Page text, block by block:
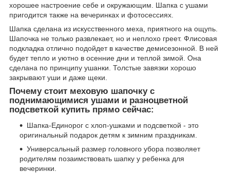
хорошее настроение себе и окружающим. Шапка с ушами
пригодится также на вечеринках и фотосессиях.
Шапка сделана из искусственного меха, приятного на ощупь.
Шапочка не только развлекает, но и неплохо греет. Флисовая
подкладка отлично подойдет в качестве демисезонной. В ней
будет тепло и уютно в осенние дни и теплой зимой. Она
сделана по принципу ушанки. Толстые завязки хорошо
закрывают уши и даже щеки.
Почему стоит меховую шапочку с
поднимающимися ушами и разноцветной
подсветкой купить прямо сейчас:
Шапка-Единорог с хлоп-ушками и подсветкой - это
оригинальный подарок детям к зимним праздникам.
Универсальный размер головного убора позволяет
родителям позаимствовать шапку у ребенка для
вечеринки.